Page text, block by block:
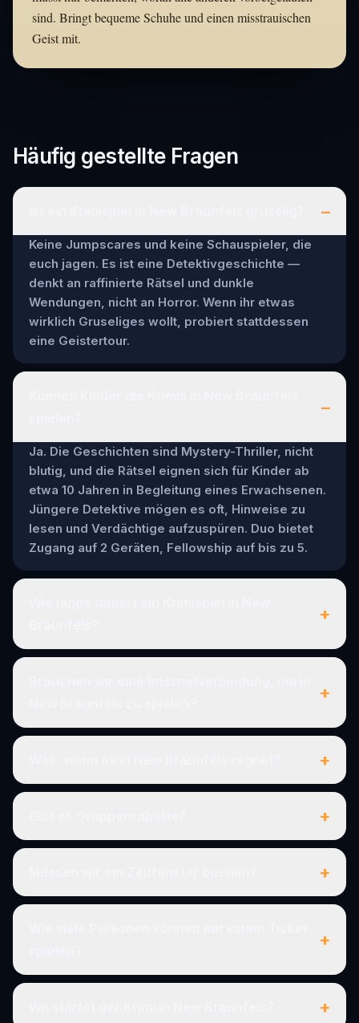
sind. Bringt bequeme Schuhe und einen misstrauischen
Geist mit.
Häufig gestellte Fragen
–
Keine Jumpscares und keine Schauspieler, die
euch jagen. Es ist eine Detektivgeschichte —
denkt an raffinierte Rätsel und dunkle
Wendungen, nicht an Horror. Wenn ihr etwas
wirklich Gruseliges wollt, probiert stattdessen
eine Geistertour.
–
Ja. Die Geschichten sind Mystery-Thriller, nicht
blutig, und die Rätsel eignen sich für Kinder ab
etwa 10 Jahren in Begleitung eines Erwachsenen.
Jüngere Detektive mögen es oft, Hinweise zu
lesen und Verdächtige aufzuspüren. Duo bietet
Zugang auf 2 Geräten, Fellowship auf bis zu 5.
+
+
+
+
+
+
+